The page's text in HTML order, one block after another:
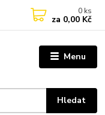
Menu
Hledat
0 ks
za 0,00 Kč